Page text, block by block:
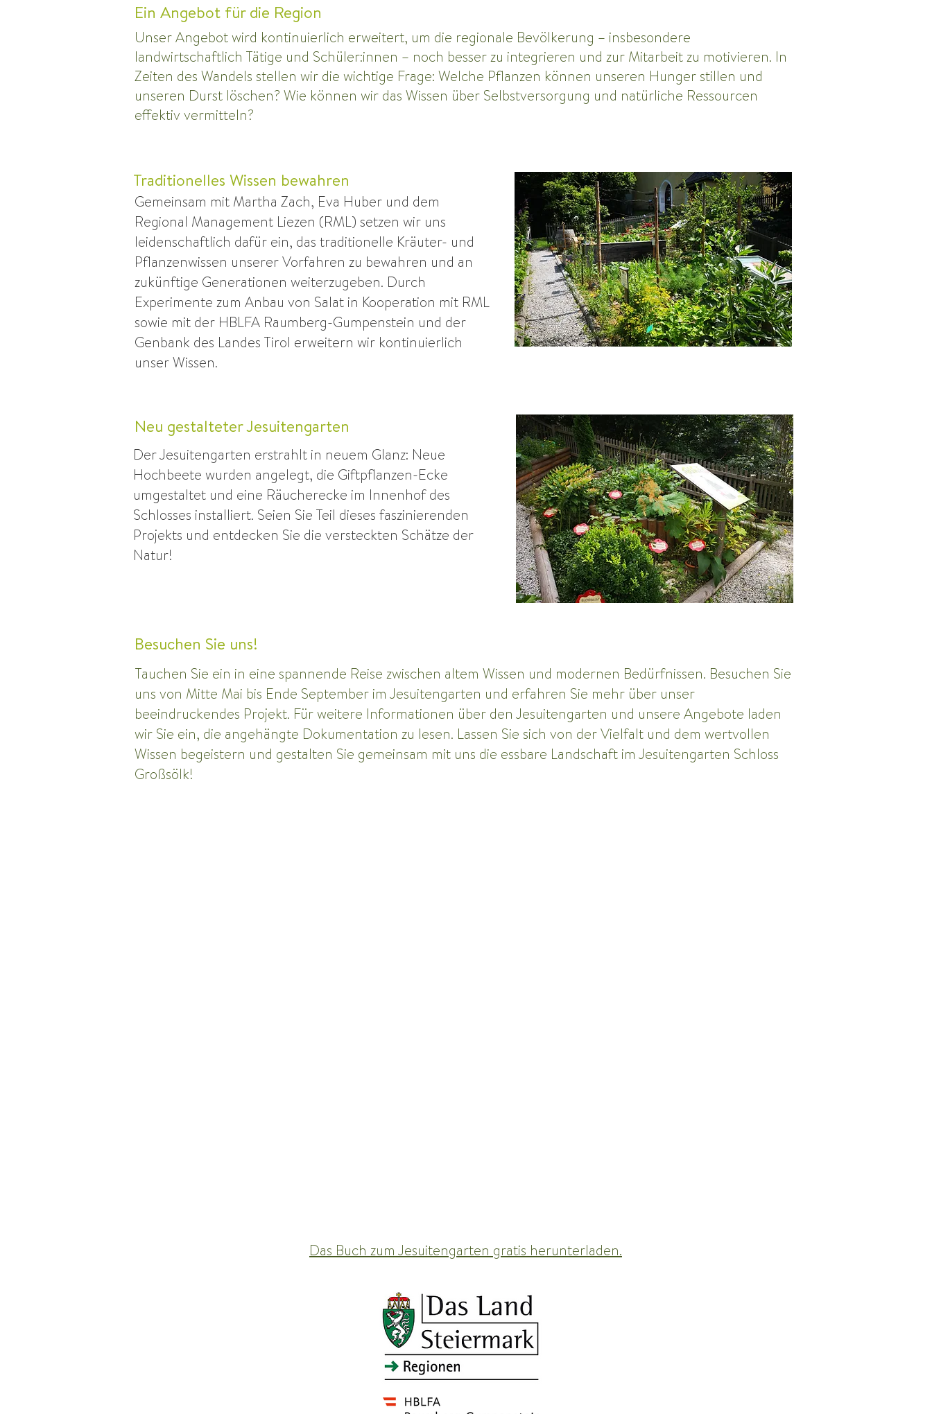
Ein Angebot für die Region
​Unser Angebot wird kontinuierlich erweitert, um die regionale Bevölkerung – insbesondere
landwirtschaftlich Tätige und Schüler:innen – noch besser zu integrieren und zur Mitarbeit zu motivieren. In
Zeiten des Wandels stellen wir die wichtige Frage: Welche Pflanzen können unseren Hunger stillen und
unseren Durst löschen? Wie können wir das Wissen über Selbstversorgung und natürliche Ressourcen
effektiv vermitteln?
Traditionelles Wissen bewahren
Gemeinsam mit Martha Zach, Eva Huber und dem
Regional Management Liezen (RML) setzen wir uns
leidenschaftlich dafür ein, das traditionelle Kräuter- und
Pflanzenwissen unserer Vorfahren zu bewahren und an
zukünftige Generationen weiterzugeben. Durch
Experimente zum Anbau von Salat in Kooperation mit RML
sowie mit der HBLFA Raumberg-Gumpenstein und der
Genbank des Landes Tirol erweitern wir kontinuierlich
unser Wissen.
Neu gestalteter Jesuitengarten
Der Jesuitengarten erstrahlt in neuem Glanz: Neue
Hochbeete wurden angelegt, die Giftpflanzen-Ecke
umgestaltet und eine Räucherecke im Innenhof des
Schlosses installiert. Seien Sie Teil dieses faszinierenden
Projekts und entdecken Sie die versteckten Schätze der
Natur!
Besuchen Sie uns!
Tauchen Sie ein in eine spannende Reise zwischen altem Wissen und modernen Bedürfnissen. Besuchen Sie
uns von Mitte Mai bis Ende September im Jesuitengarten und erfahren Sie mehr über unser
beeindruckendes Projekt. Für weitere Informationen über den Jesuitengarten und unsere Angebote laden
wir Sie ein, die angehängte Dokumentation zu lesen. Lassen Sie sich von der Vielfalt und dem wertvollen
Wissen begeistern und gestalten Sie gemeinsam mit uns die essbare Landschaft im Jesuitengarten Schloss
Großsölk!
Das Buch zum Jesuitengarten gratis herunterladen.